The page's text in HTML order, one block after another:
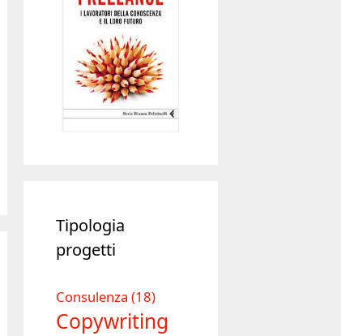
Tipologia
progetti
Consulenza (18)
Copywriting